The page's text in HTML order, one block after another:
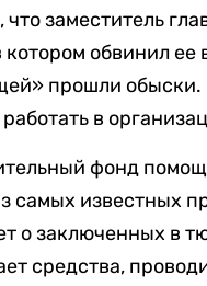
что заместитель
котором обвинил
прошли обыски.
в
фонд
самых известных
о заключенных в
средства,